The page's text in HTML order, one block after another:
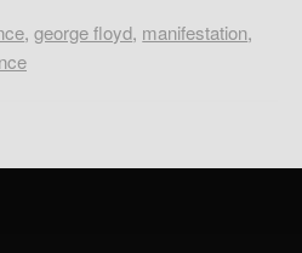
,george floyd, manifestation,